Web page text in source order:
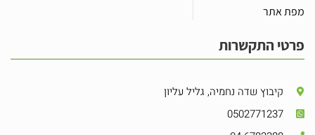
מפת אתר
פרטי התקשרות
קיבוץ שדה נחמיה, גליל עליון
0502771237